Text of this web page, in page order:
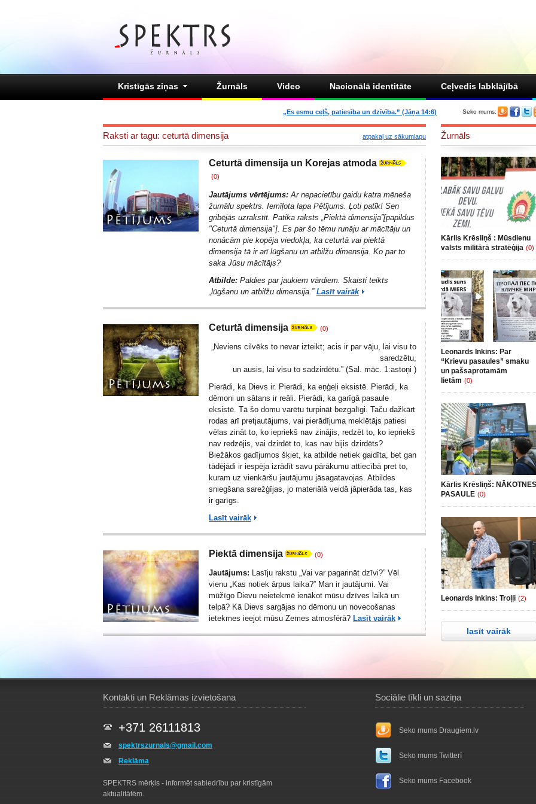
Kristīgās ziņas Žurnāls Video Nacionālā identitāte Ceļvedis labklājībā
Seko mums:
„Es esmu ceļš, patiesība un dzīvība.” (Jāņa 14:6)
Raksti ar tagu: ceturtā dimensija atpakaļ uz sākumlapu
Ceturtā dimensija un Korejas atmoda
(0)
Jautājums vērtējums: Ar nepacietību gaidu katra mēneša
žurnālu spektrs. Iemīļota lapa Pētījums. Ļoti patīk! Sen
gribējās uzrakstīt. Patika raksts „Piektā dimensija”[papildus
"Ceturtā dimensija"]. Es par šo tēmu runāju ar mācītāju un
nonācām pie kopēja viedokļa, ka ceturtā vai piektā
dimensija tā ir arī lūgšanu un atbilžu dimensija. Ko par to
saka Jūsu mācītājs?
Atbilde: Paldies par jaukiem vārdiem. Skaisti teikts
„lūgšanu un atbilžu dimensija.” Lasīt vairāk
Ceturtā dimensija (0)
„Neviens cilvēks to nevar izteikt; acis ir par vāju, lai visu to
saredzētu,
un ausis, lai visu to sadzirdētu.” (Sal. māc. 1:astoņi )
Pierādi, ka Dievs ir. Pierādi, ka eņģeļi eksistē. Pierādi, ka
dēmoni un sātans ir reāli. Pierādi, ka garīgā pasaule
eksistē. Tā šo domu varētu turpināt bezgalīgi. Taču dažkārt
rodas arī pretjautājums, vai pierādījuma meklētājs patiesi
vēlas zināt to, ko iepriekš nav zinājis, redzēt to, ko iepriekš
nav redzējis, vai dzirdēt to, kas nav bijis dzirdēts?
Biežākos gadījumos šķiet, ka atbilde netiek gaidīta, bet gan
tādējādi ir iespēja izrādīt savu pārākumu attiecībā pret to,
kuram uz vienkāršu jautājumu jāsagatavojas. Atbildes
sniegšana sarežģījas, jo materiālā veidā jāpierāda tas, kas
ir garīgs.
Lasīt vairāk
Piektā dimensija (0)
Jautājums: Lasīju rakstu „Vai var pagarināt dzīvi?” Vēl
vienu „Kas notiek ārpus laika?” Man ir jautājumi. Vai
mūžīgo Dievu neietekmē ienākot mūsu dzīves laikā un
telpā? Kā Dievs sargājas no dēmonu un novecošanas
ietekmes ieejot mūsu Zemes atmosfērā? Lasīt vairāk
Žurnāls
Kārlis Krēsliņš : Mūsdienu
valsts militārā stratēģija (0)
Leonards Inkins: Par
“Krievu pasaules” smaku
un pašsaprotamām
lietām (0)
Kārlis Krēsliņš: NĀKOTNES
PASAULE (0)
Leonards Inkins: Troļļi (2)
lasīt vairāk
Kontakti un Reklāmas izvietošana
+371 26111813
spektrszurnals@gmail.com
Reklāma
SPEKTRS mērķis - informēt sabiedrību par kristīgām
aktualitātēm.
Sociālie tīkli un saziņa
Seko mums Draugiem.lv
Seko mums Twitterī
Seko mums Facebook